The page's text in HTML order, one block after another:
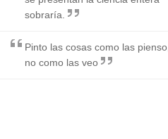
sobraría.
Pinto las cosas como las pienso,
no como las veo